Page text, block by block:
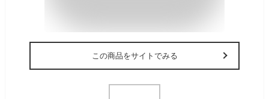
この商品をサイトでみる